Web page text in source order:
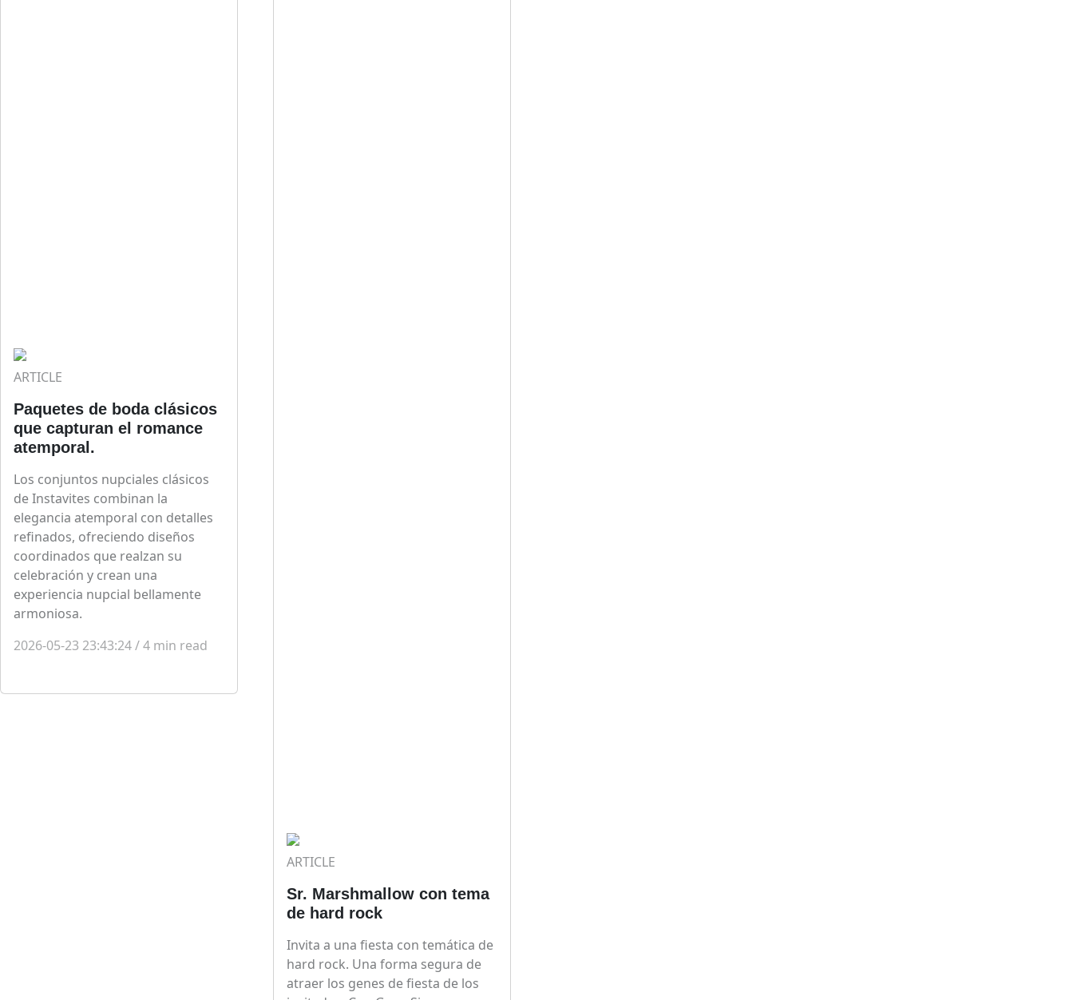
ARTICLE
Paquetes de boda clásicos
que capturan el romance
atemporal.
Los conjuntos nupciales clásicos
de Instavites combinan la
elegancia atemporal con detalles
refinados, ofreciendo diseños
coordinados que realzan su
celebración y crean una
experiencia nupcial bellamente
armoniosa.
2026-05-23 23:43:24/4 min read
ARTICLE
Sr. Marshmallow con tema
de hard rock
Invita a una fiesta con temática de
hard rock. Una forma segura de
atraer los genes de fiesta de los